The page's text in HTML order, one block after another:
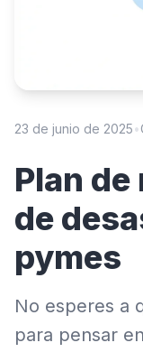
23 de junio de 2025•
Plan
de
pymes
No esperes a
para pensar